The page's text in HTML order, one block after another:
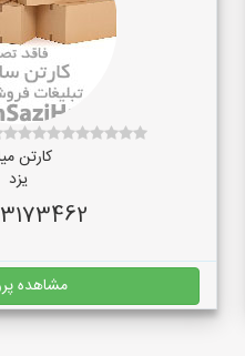
کارتن
یزد
مشاهده